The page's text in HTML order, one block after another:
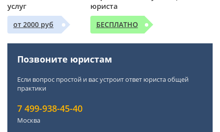
услуг
от 2000 руб
юриста
БЕСПЛАТНО
Позвоните юристам
Если вопрос простой и вас устроит ответ юриста общей
практики
7 499-938-45-40
Москва